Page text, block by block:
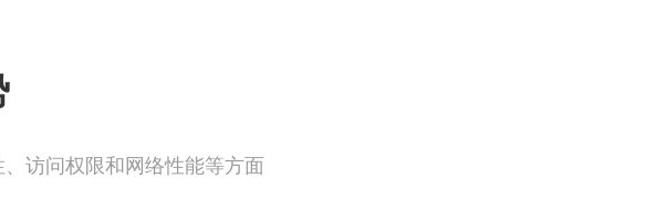
访问权限和网络性能等方面